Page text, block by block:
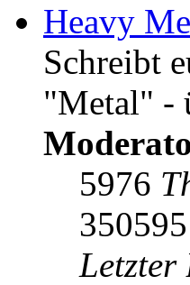
Heavy
Schreibt
"Metal" -
5976
350595
Letzter